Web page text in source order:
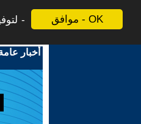
موافق - OK
أخبار